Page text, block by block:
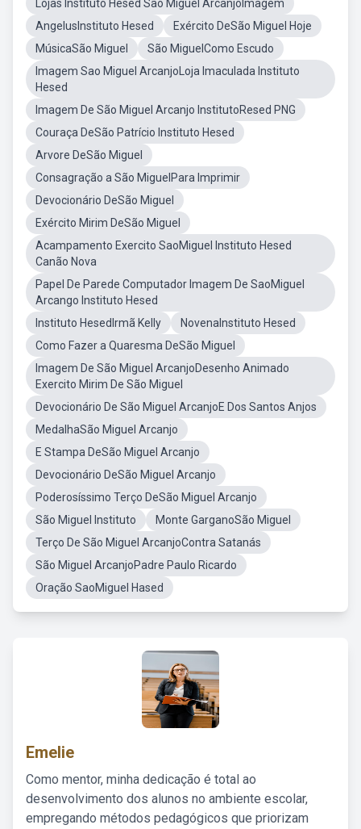
Lojas Instituto Hesed São Miguel ArcanjoImagem
AngelusInstituto Hesed
Exército DeSão Miguel Hoje
MúsicaSão Miguel
São MiguelComo Escudo
Imagem Sao Miguel ArcanjoLoja Imaculada Instituto
Hesed
Imagem De São Miguel Arcanjo InstitutoResed PNG
Couraça DeSão Patrício Instituto Hesed
Arvore DeSão Miguel
Consagração a São MiguelPara Imprimir
Devocionário DeSão Miguel
Exército Mirim DeSão Miguel
Acampamento Exercito SaoMiguel Instituto Hesed
Canão Nova
Papel De Parede Computador Imagem De SaoMiguel
Arcango Instituto Hesed
Instituto HesedIrmã Kelly
NovenaInstituto Hesed
Como Fazer a Quaresma DeSão Miguel
Imagem De São Miguel ArcanjoDesenho Animado
Exercito Mirim De São Miguel
Devocionário De São Miguel ArcanjoE Dos Santos Anjos
MedalhaSão Miguel Arcanjo
E Stampa DeSão Miguel Arcanjo
Devocionário DeSão Miguel Arcanjo
Poderosíssimo Terço DeSão Miguel Arcanjo
São Miguel Instituto
Monte GarganoSão Miguel
Terço De São Miguel ArcanjoContra Satanás
São Miguel ArcanjoPadre Paulo Ricardo
Oração SaoMiguel Hased
Emelie
Como mentor, minha dedicação é total ao
desenvolvimento dos alunos no ambiente escolar,
empregando métodos pedagógicos que priorizam